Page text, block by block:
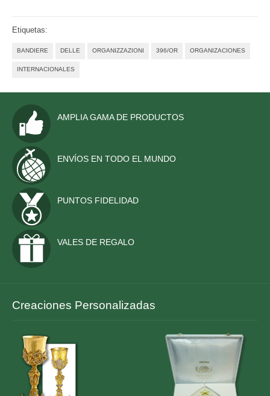
Etiquetas:
BANDIERE DELLE ORGANIZZAZIONI 396/OR ORGANIZACIONES
INTERNACIONALES
AMPLIA GAMA DE PRODUCTOS
ENVÍOS EN TODO EL MUNDO
PUNTOS FIDELIDAD
VALES DE REGALO
Creaciones Personalizadas